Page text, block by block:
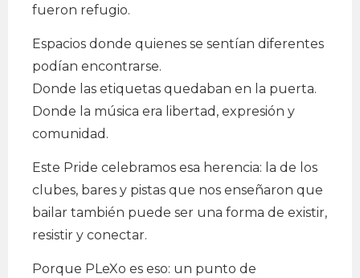
fueron refugio.
Espacios donde quienes se sentían diferentes
podían encontrarse.
Donde las etiquetas quedaban en la puerta.
Donde la música era libertad, expresión y
comunidad.
Este Pride celebramos esa herencia: la de los
clubes, bares y pistas que nos enseñaron que
bailar también puede ser una forma de existir,
resistir y conectar.
Porque PLeXo es eso: un punto de